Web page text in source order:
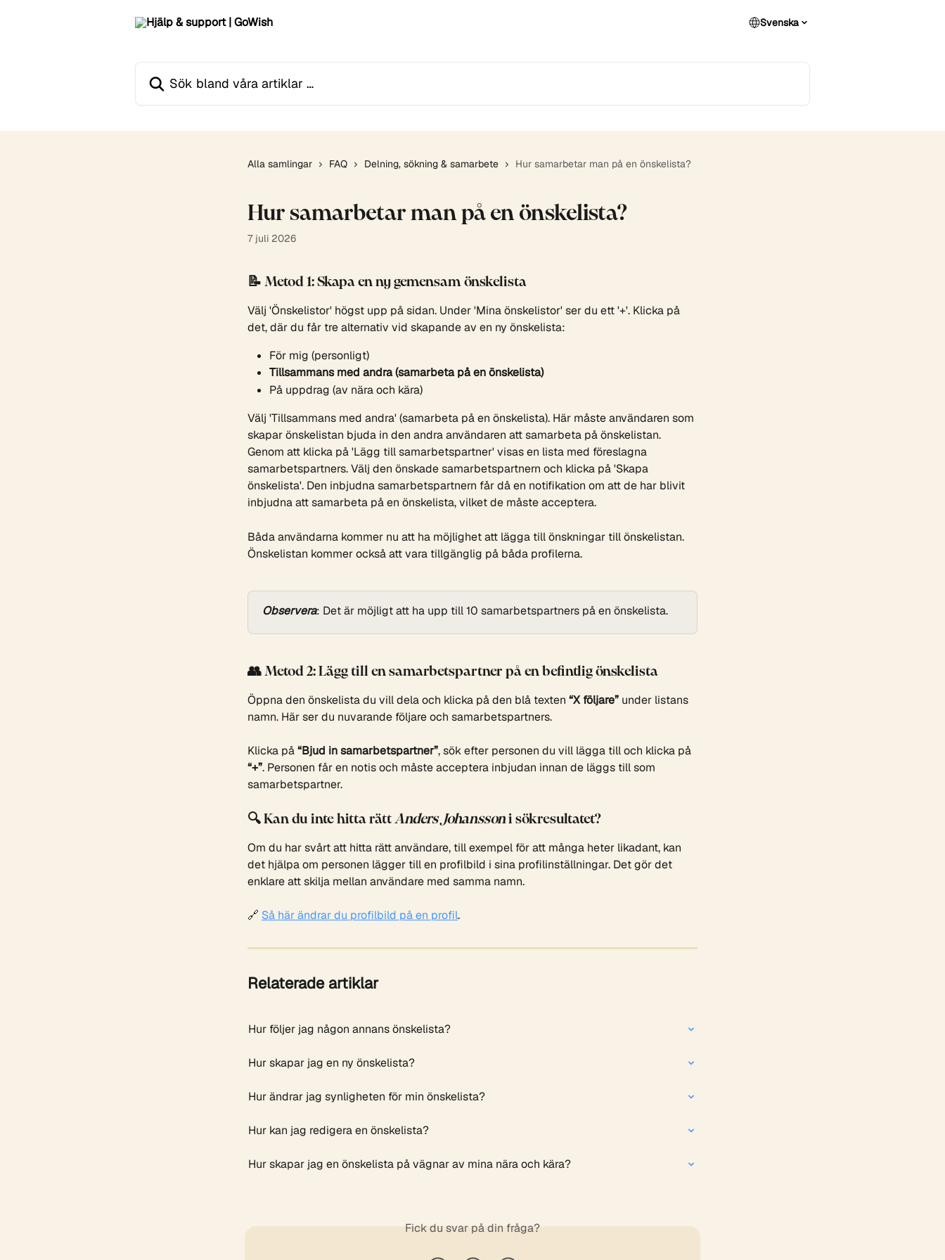
Svenska
Alla samlingar FAQ Delning, sökning & samarbete Hur samarbetar man på en önskelista?
Hur samarbetar man på en önskelista?
7 juli 2026
📝 Metod 1: Skapa en ny gemensam önskelista
Välj 'Önskelistor' högst upp på sidan. Under 'Mina önskelistor' ser du ett '+'. Klicka på
det, där du får tre alternativ vid skapande av en ny önskelista:
För mig (personligt)
Tillsammans med andra (samarbeta på en önskelista)
På uppdrag (av nära och kära)
Välj 'Tillsammans med andra' (samarbeta på en önskelista). Här måste användaren som
skapar önskelistan bjuda in den andra användaren att samarbeta på önskelistan.
Genom att klicka på 'Lägg till samarbetspartner' visas en lista med föreslagna
samarbetspartners. Välj den önskade samarbetspartnern och klicka på 'Skapa
önskelista'. Den inbjudna samarbetspartnern får då en notifikation om att de har blivit
inbjudna att samarbeta på en önskelista, vilket de måste acceptera.
Båda användarna kommer nu att ha möjlighet att lägga till önskningar till önskelistan.
Önskelistan kommer också att vara tillgänglig på båda profilerna.
Observera: Det är möjligt att ha upp till 10 samarbetspartners på en önskelista.
👥 Metod 2: Lägg till en samarbetspartner på en befintlig önskelista
Öppna den önskelista du vill dela och klicka på den blå texten “X följare” under listans
namn. Här ser du nuvarande följare och samarbetspartners.
Klicka på “Bjud in samarbetspartner”, sök efter personen du vill lägga till och klicka på
“+”. Personen får en notis och måste acceptera inbjudan innan de läggs till som
samarbetspartner.
🔍 Kan du inte hitta rätt Anders Johansson i sökresultatet?
Om du har svårt att hitta rätt användare, till exempel för att många heter likadant, kan
det hjälpa om personen lägger till en profilbild i sina profilinställningar. Det gör det
enklare att skilja mellan användare med samma namn.
🔗 Så här ändrar du profilbild på en profil.
Relaterade artiklar
Hur följer jag någon annans önskelista?
Hur skapar jag en ny önskelista?
Hur ändrar jag synligheten för min önskelista?
Hur kan jag redigera en önskelista?
Hur skapar jag en önskelista på vägnar av mina nära och kära?
Fick du svar på din fråga?